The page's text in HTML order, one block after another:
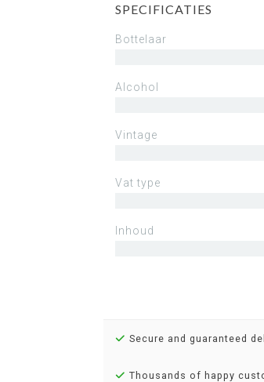
SPECIFICATIES
Bottelaar
Alcohol
Vintage
Vat type
Inhoud
Secure and guaranteed
Thousands of happy